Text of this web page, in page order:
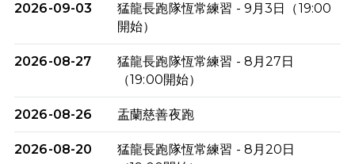
2026-09-03
猛龍長跑隊恆常練習 - 9月3日（19:00
開始）
2026-08-27
猛龍長跑隊恆常練習 - 8月27日
（19:00開始）
2026-08-26 盂蘭慈善夜跑
2026-08-20
猛龍長跑隊恆常練習 - 8月20日